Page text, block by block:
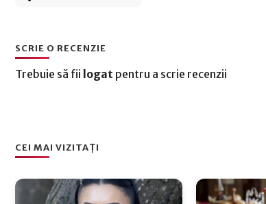
SCRIE O RECENZIE
Trebuie să fii logat pentru a scrie recenzii
CEI MAI VIZITAȚI